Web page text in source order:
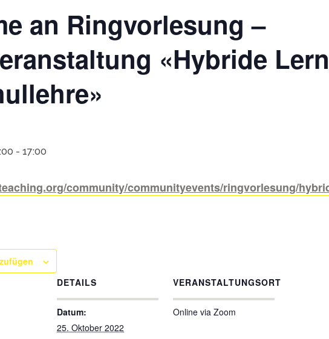
an Ringvorlesung –
«Hybride
- 17:00
community/communityevents/ringvorlesung/
DETAILS
Datum:
25. Oktober 2022
VERANSTALTUNGSORT
Online via Zoom